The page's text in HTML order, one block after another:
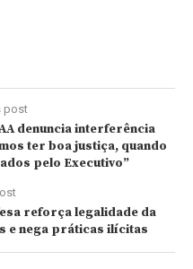
post
denuncia interferência
ter boa justiça, quando
pelo Executivo”
reforça legalidade da
e nega práticas ilícitas